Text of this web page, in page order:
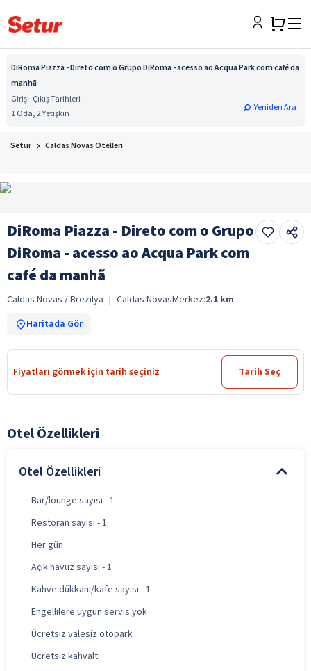
DiRoma Piazza - Direto com o Grupo DiRoma - acesso ao Acqua Park com café da
manhã
Giriş - Çıkış Tarihleri
1 Oda, 2 Yetişkin
Yeniden Ara
Setur Caldas Novas Otelleri
DiRoma Piazza - Direto com o Grupo
DiRoma - acesso ao Acqua Park com
café da manhã
Caldas Novas / Brezilya | Caldas NovasMerkez:2.1 km
Haritada Gör
Fiyatları görmek için tarih seçiniz Tarih Seç
Otel Özellikleri
Otel Özellikleri
Bar/lounge sayısı - 1
Restoran sayısı - 1
Her gün
Açık havuz sayısı - 1
Kahve dükkanı/kafe sayısı - 1
Engellilere uygun servis yok
Ücretsiz valesiz otopark
Ücretsiz kahvaltı